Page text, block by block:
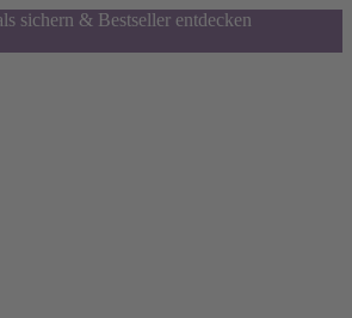
sichern & Bestseller entdecken